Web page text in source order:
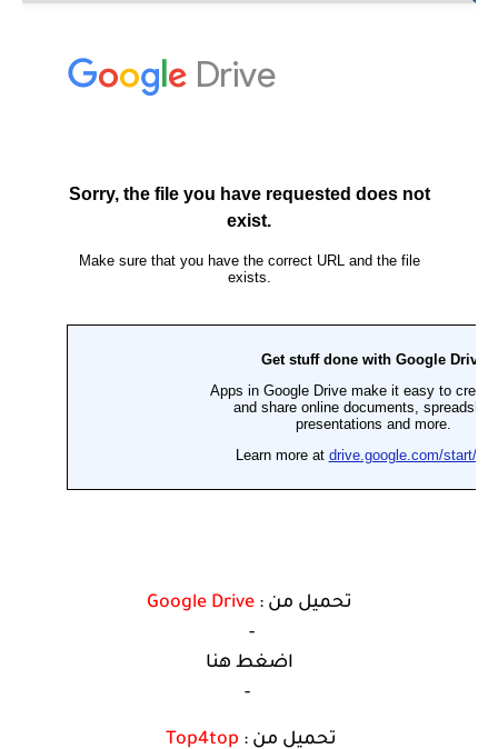
تحميل من :Google Drive
-
اضغط هنا
-
تحميل من : Top4top